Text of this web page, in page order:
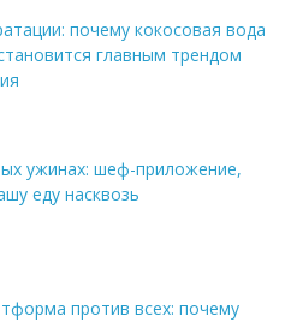
почему кокосовая вода
главным трендом
ужинах: шеф-приложение,
еду насквозь
против всех: почему